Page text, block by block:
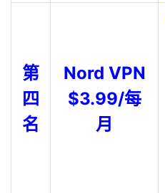
第
四
名
Nord VPN
$3.99/每
月